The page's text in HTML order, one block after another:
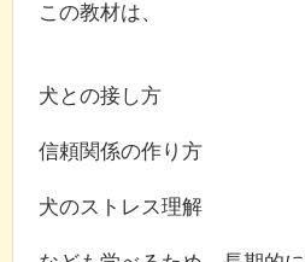
この教材は、
犬との接し方
信頼関係の作り方
犬のストレス理解